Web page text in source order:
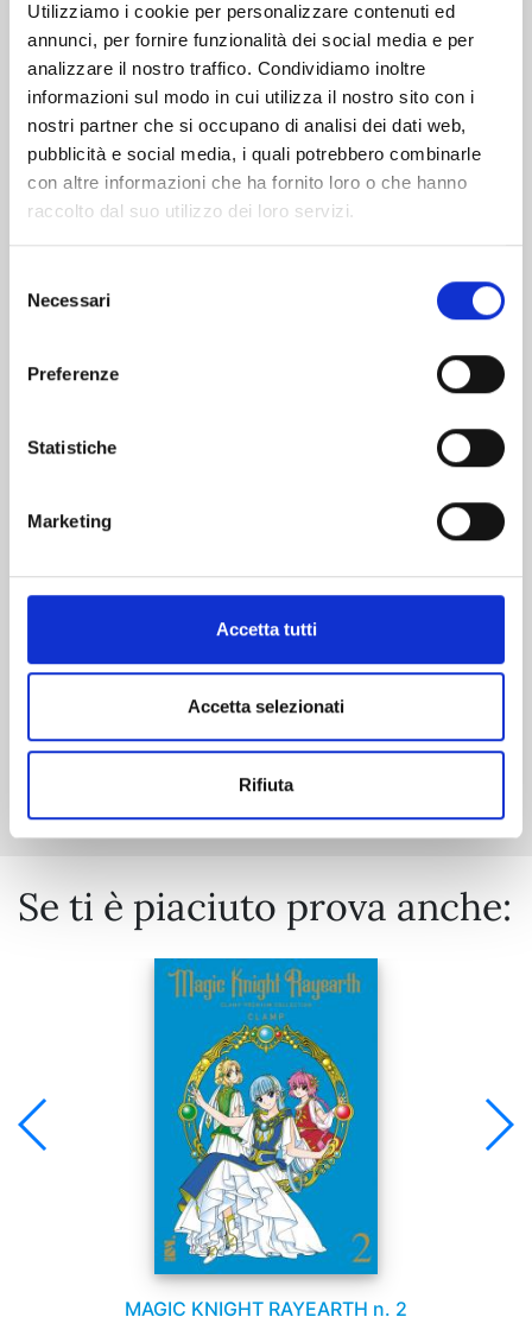
Utilizziamo i cookie per personalizzare contenuti ed
annunci, per fornire funzionalità dei social media e per
analizzare il nostro traffico. Condividiamo inoltre
informazioni sul modo in cui utilizza il nostro sito con i
nostri partner che si occupano di analisi dei dati web,
pubblicità e social media, i quali potrebbero combinarle
con altre informazioni che ha fornito loro o che hanno
raccolto dal suo utilizzo dei loro servizi.
delNecessari
Preferenze
Statistiche
Marketing
Accetta tutti
Accetta selezionati
Rifiuta
Altri volumi della serie
Mostra tutto
Se ti è piaciuto prova anche:
MAGIC KNIGHT RAYEARTH n. 2